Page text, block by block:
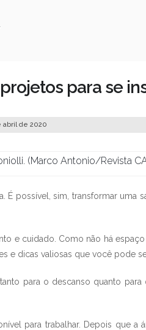
para se
abril de 2020
(Marco Antonio/Revista
possível, sim, transformar uma
e cuidado. Como não há
e dicas valiosas que você pode
para o descanso quanto
para trabalhar. Depois que a